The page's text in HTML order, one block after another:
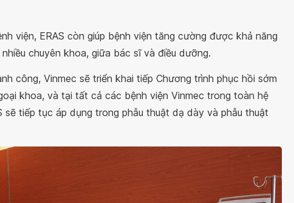
viện, ERAS còn giúp bệnh viện tăng cường được khả năng
chuyên khoa, giữa bác sĩ và điều dưỡng.
công, Vinmec sẽ triển khai tiếp Chương trình phục hồi sớm
khoa, và tại tất cả các bệnh viện Vinmec trong toàn hệ
sẽ tiếp tục áp dụng trong phẫu thuật dạ dày và phẫu thuật